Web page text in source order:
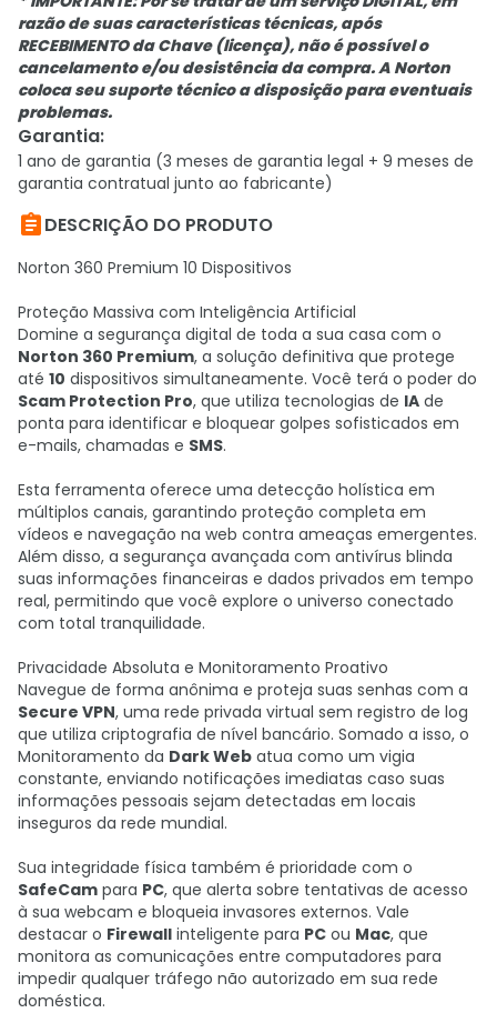
razão de suas características técnicas, após
RECEBIMENTO da Chave (licença), não é possível o
cancelamento e/ou desistência da compra. A Norton
coloca seu suporte técnico a disposição para eventuais
problemas.
Garantia:
1 ano de garantia (3 meses de garantia legal + 9 meses de
garantia contratual junto ao fabricante)
DESCRIÇÃO DO PRODUTO
Norton 360 Premium 10 Dispositivos
Proteção Massiva com Inteligência Artificial
Domine a segurança digital de toda a sua casa com o
Norton 360 Premium, a solução definitiva que protege
até 10 dispositivos simultaneamente. Você terá o poder do
Scam Protection Pro, que utiliza tecnologias de IA de
ponta para identificar e bloquear golpes sofisticados em
e-mails, chamadas e SMS.
Esta ferramenta oferece uma detecção holística em
múltiplos canais, garantindo proteção completa em
vídeos e navegação na web contra ameaças emergentes.
Além disso, a segurança avançada com antivírus blinda
suas informações financeiras e dados privados em tempo
real, permitindo que você explore o universo conectado
com total tranquilidade.
Privacidade Absoluta e Monitoramento Proativo
Navegue de forma anônima e proteja suas senhas com a
Secure VPN, uma rede privada virtual sem registro de log
que utiliza criptografia de nível bancário. Somado a isso, o
Monitoramento da Dark Web atua como um vigia
constante, enviando notificações imediatas caso suas
informações pessoais sejam detectadas em locais
inseguros da rede mundial.
Sua integridade física também é prioridade com o
SafeCam para PC, que alerta sobre tentativas de acesso
à sua webcam e bloqueia invasores externos. Vale
destacar o Firewall inteligente para PC ou Mac, que
monitora as comunicações entre computadores para
impedir qualquer tráfego não autorizado em sua rede
doméstica.